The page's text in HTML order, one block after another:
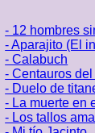
- 12 hombres
- Aparajito (El
- Calabuch
- Centauros
- Duelo de
- La muerte en
- Los tallos